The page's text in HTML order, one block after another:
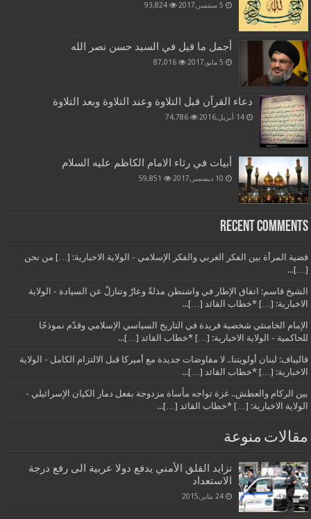
5 سبتمبر,2017 93,824
أجمل ما قيل في السيد حسن نصر الله
5 مايو,2017 87,016
دعاء القرآن قبل التلاوة وعند التلاوة وبعد التلاوة
14 أبريل,2016 74,786
أبيات في رثاء الامام الكاظم عليه السلام
10 ديسمبر,2017 59,851
Recent Comments
قضية المرأة بين الفكر الغربي والفكر الإسلامي - الولاية الاخبارية: […] من نحن
[…]...
الشيخ قاسم: اتفاق الإطار في واشنطن مذلةٌ وعارٌ وتنازلٌ عن السيادة - الولاية
الاخبارية: […] *خطاب القائد […]...
الإمام الخامنئي شخصية فريدة في التاريخ السياسي الإسلامي وقدّم نموذجًا
للحاكمية - الولاية الاخبارية: […] *خطاب القائد […]...
قاليباف: لبنان أولويتنا.. لا مفاوضات جديدة مع أميركا قبل الالتزام الكامل - الولاية
الاخبارية: […] *خطاب القائد […]...
بين الركام والعطش.. غزة تواجه مأساة مزدوجة بفعل دمار الكيان الإسرائيلي -
الولاية الاخبارية: […] *خطاب القائد […]...
مقالات منوعة
تزايد القلق الأمني يدفع دولا عربية الى رفع درجة
الاستعداد
24 يناير,2015